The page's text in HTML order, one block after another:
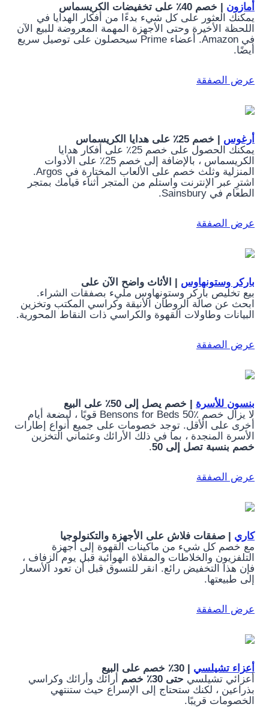
أمازون | خصم 40٪ على تخفيضات الكريسماس
يمكنك العثور على كل شيء بدءًا من أفكار الهدايا في
اللحظة الأخيرة وحتى الأجهزة المهمة المعروضة للبيع الآن
في Amazon. أعضاء Prime سيحصلون على توصيل سريع
أيضًا.
عرض الصفقة
أرغوس | خصم 25٪ على هدايا الكريسماس
يمكنك الحصول على خصم 25٪ على أفكار هدايا
الكريسماس ، بالإضافة إلى خصم 25٪ على الأدوات
المنزلية وثلث خصم على الألعاب المختارة في Argos.
اشترِ عبر الإنترنت واستلم من المتجر أثناء قيامك بمتجر
الطعام في Sainsbury.
عرض الصفقة
باركر وستونهاوس | الأثاث واضح الآن على
بيع تخليص باركر وستونهاوس مليء بصفقات الشراء.
ابحث عن صالة الروطان الأنيقة وكراسي المكتب وتخزين
البيانات وطاولات القهوة والكراسي ذات النقاط المحورية.
عرض الصفقة
بنسون للأسرة | خصم يصل إلى 50٪ على البيع
لا يزال خصم Bensons for Beds 50٪ قويًا ، لبضعة أيام
أخرى على الأقل. توجد خصومات على جميع أنواع إطارات
الأسرة المنجدة ، بما في ذلك الأرائك وعثماني التخزين
خصم بنسبة تصل إلى 50
.
عرض الصفقة
كاري | صفقات فلاش على الأجهزة والتكنولوجيا
مع خصم كل شيء من ماكينات القهوة إلى أجهزة
التلفزيون والخلاطات والمقلاة الهوائية قبل يوم الزفاف ،
فإن هذا التخفيض رائع. انقر للتسوق قبل أن تعود الأسعار
إلى طبيعتها.
عرض الصفقة
أعزاء تشيلسي | 30٪ خصم على البيع
أعزائي تشيلسي حتى 30٪ خصم
أرائك وأرائك وكراسي
بذراعين ، لكنك ستحتاج إلى الإسراع حيث ستنتهي
الخصومات قريبًا.